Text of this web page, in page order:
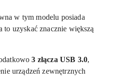
w tym modelu posiada
to uzyskać znacznie większą
3 złącza USB 3.0,
urządzeń zewnętrznych